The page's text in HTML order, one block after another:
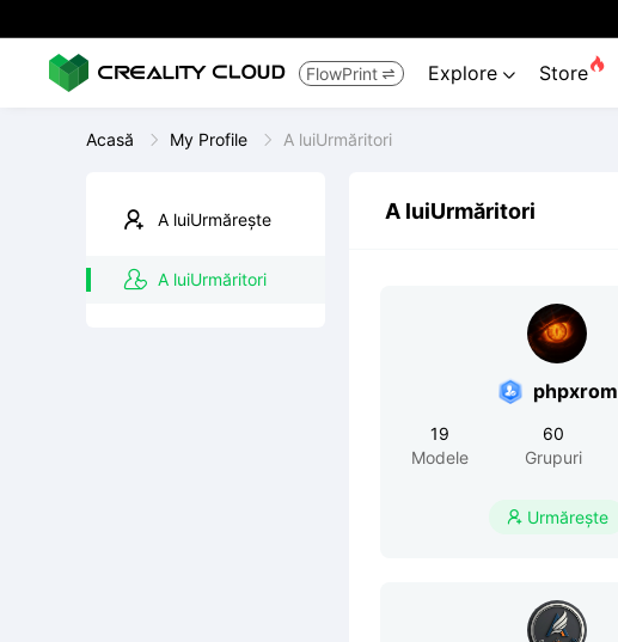
FlowPrint  Explore  Store
Acasă My Profile A luiUrmăritori
A luiUrmărește
A luiUrmăritori
A luiUrmăritori
phpxrom
19
Modele
60
Grupuri
 Urmărește